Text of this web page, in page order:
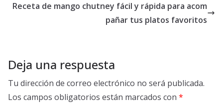
Receta de mango chutney fácil y rápida para acom
pañar tus platos favoritos
Deja una respuesta
Tu dirección de correo electrónico no será publicada.
Los campos obligatorios están marcados con *